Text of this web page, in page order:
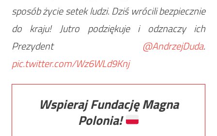
sposób życie setek ludzi. Dziś wrócili bezpiecznie
do kraju! Jutro podziękuje i odznaczy ich
Prezydent @AndrzejDuda.
pic.twitter.com/Wz6WLd9Knj
Wspieraj Fundację Magna
Polonia!